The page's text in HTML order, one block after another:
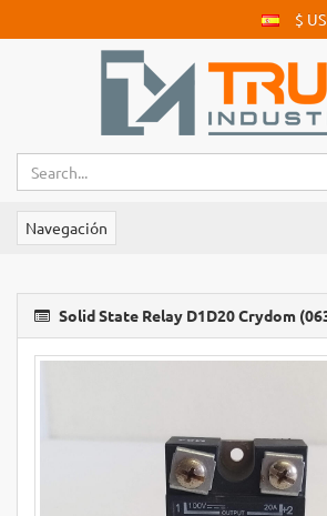
$
Navegación
Solid State Relay D1D20 Crydom